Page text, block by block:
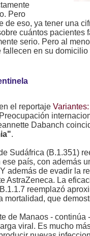
Pero
de eso, ya tener una
cuántos pacientes
serio. Pero al
fallecen en su
el reportaje
Dabanch
.
Sudáfrica (B.1.351)
país, con además
además de evadir la
AstraZeneca. La
reemplazó
mortalidad, que
de Manaos -
viral. Es mucho